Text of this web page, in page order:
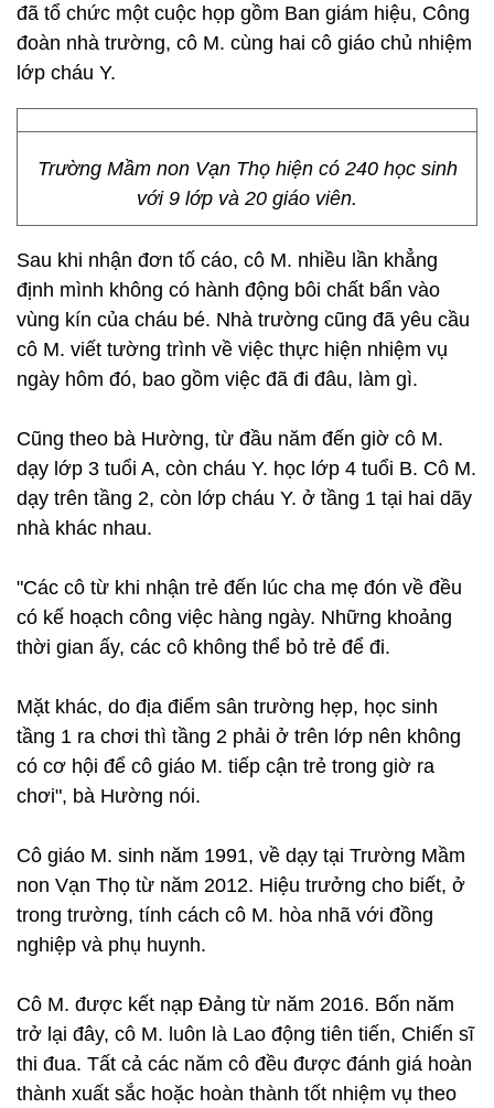
đã tổ chức một cuộc họp gồm Ban giám hiệu, Công
đoàn nhà trường, cô M. cùng hai cô giáo chủ nhiệm
lớp cháu Y.
Trường Mầm non Vạn Thọ hiện có 240 học sinh
với 9 lớp và 20 giáo viên.
Sau khi nhận đơn tố cáo, cô M. nhiều lần khẳng
định mình không có hành động bôi chất bẩn vào
vùng kín của cháu bé. Nhà trường cũng đã yêu cầu
cô M. viết tường trình về việc thực hiện nhiệm vụ
ngày hôm đó, bao gồm việc đã đi đâu, làm gì.
Cũng theo bà Hường, từ đầu năm đến giờ cô M.
dạy lớp 3 tuổi A, còn cháu Y. học lớp 4 tuổi B. Cô M.
dạy trên tầng 2, còn lớp cháu Y. ở tầng 1 tại hai dãy
nhà khác nhau.
"Các cô từ khi nhận trẻ đến lúc cha mẹ đón về đều
có kế hoạch công việc hàng ngày. Những khoảng
thời gian ấy, các cô không thể bỏ trẻ để đi.
Mặt khác, do địa điểm sân trường hẹp, học sinh
tầng 1 ra chơi thì tầng 2 phải ở trên lớp nên không
có cơ hội để cô giáo M. tiếp cận trẻ trong giờ ra
chơi", bà Hường nói.
Cô giáo M. sinh năm 1991, về dạy tại Trường Mầm
non Vạn Thọ từ năm 2012. Hiệu trưởng cho biết, ở
trong trường, tính cách cô M. hòa nhã với đồng
nghiệp và phụ huynh.
Cô M. được kết nạp Đảng từ năm 2016. Bốn năm
trở lại đây, cô M. luôn là Lao động tiên tiến, Chiến sĩ
thi đua. Tất cả các năm cô đều được đánh giá hoàn
thành xuất sắc hoặc hoàn thành tốt nhiệm vụ theo